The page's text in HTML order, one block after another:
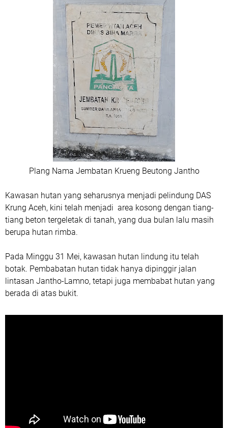
Plang Nama Jembatan Krueng Beutong Jantho
Kawasan hutan yang seharusnya menjadi pelindung DAS
Krung Aceh, kini telah menjadi area kosong dengan tiang-
tiang beton tergeletak di tanah, yang dua bulan lalu masih
berupa hutan rimba.
Pada Minggu 31 Mei, kawasan hutan lindung itu telah
botak. Pembabatan hutan tidak hanya dipinggir jalan
lintasan Jantho-Lamno, tetapi juga membabat hutan yang
berada di atas bukit.